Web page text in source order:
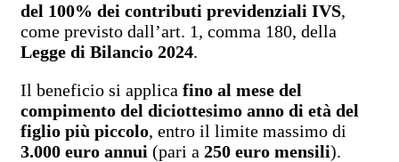
del 100% dei contributi previdenziali IVS,
come previsto dall’art. 1, comma 180, della
Legge di Bilancio 2024.
Il beneficio si applica fino al mese del
compimento del diciottesimo anno di età del
figlio più piccolo, entro il limite massimo di
3.000 euro annui (pari a 250 euro mensili).